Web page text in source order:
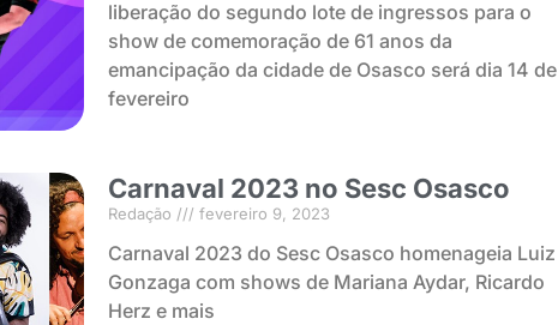
liberação do segundo lote de ingressos para o
show de comemoração de 61 anos da
emancipação da cidade de Osasco será dia 14 de
fevereiro
Carnaval 2023 no Sesc Osasco
Redação fevereiro 9, 2023
Carnaval 2023 do Sesc Osasco homenageia Luiz
Gonzaga com shows de Mariana Aydar, Ricardo
Herz e mais